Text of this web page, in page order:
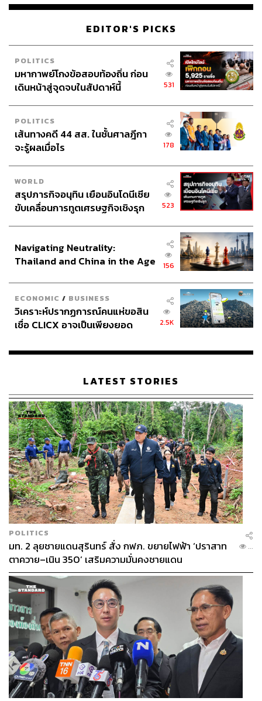
ABOUT THE AUTHOR
กองบรรณาธิการ THE STANDARD
ABOUT THE PHOTOGRAPHER
ศวิตา พูลเสถียร
ช่างภาพข่าว ประจำสำนักข่าว THE
STANDARD
EDITOR'S PICKS
POLITICS
มหากาพย์โกงข้อสอบท้องถิ่น ก่อน
เดินหน้าสู่จุดจบในสัปดาห์นี้
531
POLITICS
เส้นทางคดี 44 สส. ในชั้นศาลฎีกา
จะรู้ผลเมื่อไร
178
WORLD
สรุปภารกิจอนุทิน เยือนอินโดนีเซีย
ขับเคลื่อนการทูตเศรษฐกิจเชิงรุก
523
Navigating Neutrality:
Thailand and China in the Age
156
ECONOMIC / BUSINESS
วิเคราะห์ปรากฏการณ์คนแห่ขอสิน
เชื่อ CLICX อาจเป็นเพียงยอด
เรือนไทยที่ถูกซุกไว้
2.5K
LATEST STORIES
POLITICS
มท. 2 ลุยชายแดนสุรินทร์ สั่ง กฟภ. ขยายไฟฟ้า ‘ปราสาท
ตาควาย–เนิน 350’ เสริมความมั่นคงชายแดน
...